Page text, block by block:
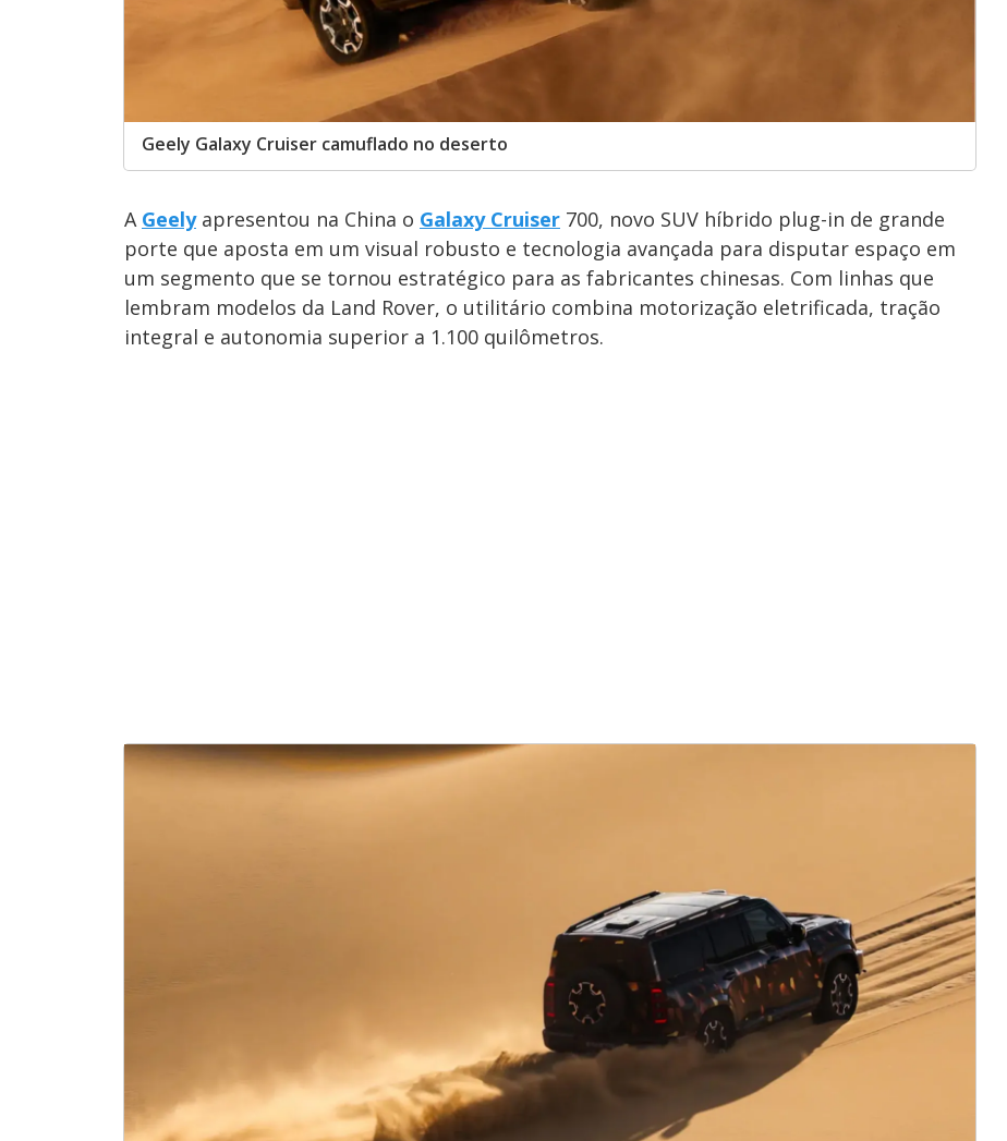
Geely Galaxy Cruiser camuflado no deserto
A Geelyapresentou na China o Galaxy Cruiser 700, novo SUV híbrido plug-in de grande
porte que aposta em um visual robusto e tecnologia avançada para disputar espaço em
um segmento que se tornou estratégico para as fabricantes chinesas. Com linhas que
lembram modelos da Land Rover, o utilitário combina motorização eletrificada, tração
integral e autonomia superior a 1.100 quilômetros.